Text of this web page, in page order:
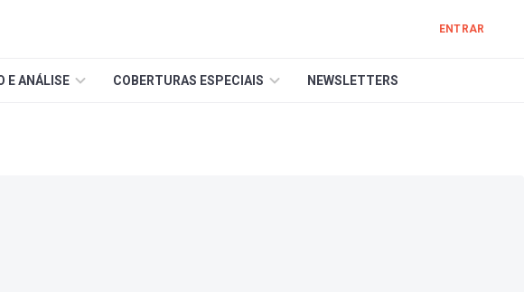
ENTRAR
E ANÁLISE COBERTURAS ESPECIAIS NEWSLETTERS